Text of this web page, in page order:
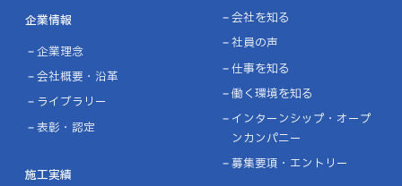
企業情報
企業理念
会社概要・沿革
ライブラリー
表彰・認定
施工実績
会社を知る
社員の声
仕事を知る
働く環境を知る
インターンシップ・オープ
ンカンパニー
募集要項・エントリー